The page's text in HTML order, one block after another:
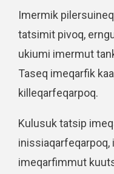
Imermik
tatsimit pivoq,
ukiumi imermut
Taseq imeqarfik
killeqarfeqarpoq.
Kulusuk tatsip
imeqarfimmut